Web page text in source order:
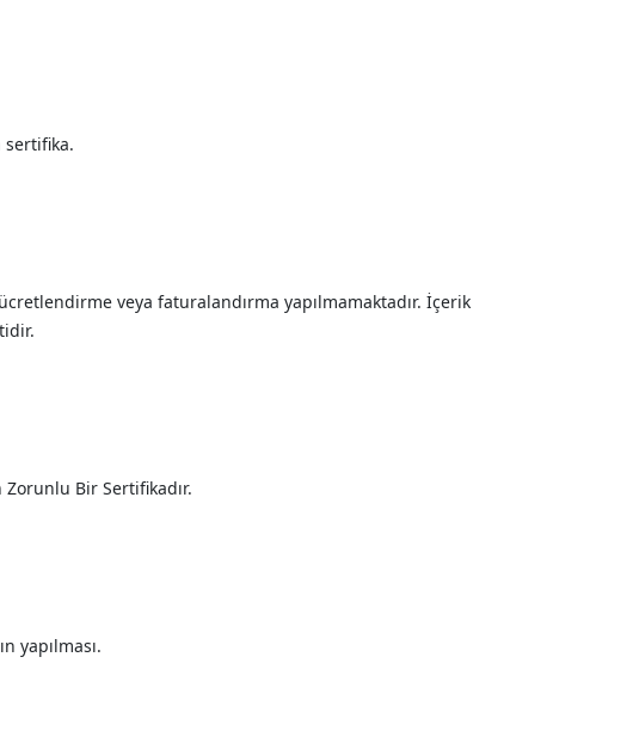
sertifika.
veya faturalandırma yapılmamaktadır. İçerik
Zorunlu Bir Sertifikadır.
yapılması.